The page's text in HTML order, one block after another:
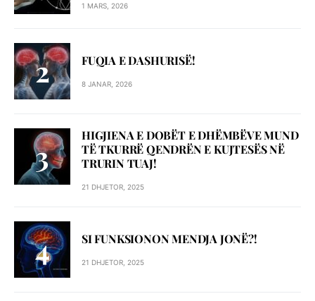
1 MARS, 2026
FUQIA E DASHURISË!
8 JANAR, 2026
HIGJIENA E DOBËT E DHËMBËVE MUND
TË TKURRË QENDRËN E KUJTESËS NË
TRURIN TUAJ!
21 DHJETOR, 2025
SI FUNKSIONON MENDJA JONË?!
21 DHJETOR, 2025